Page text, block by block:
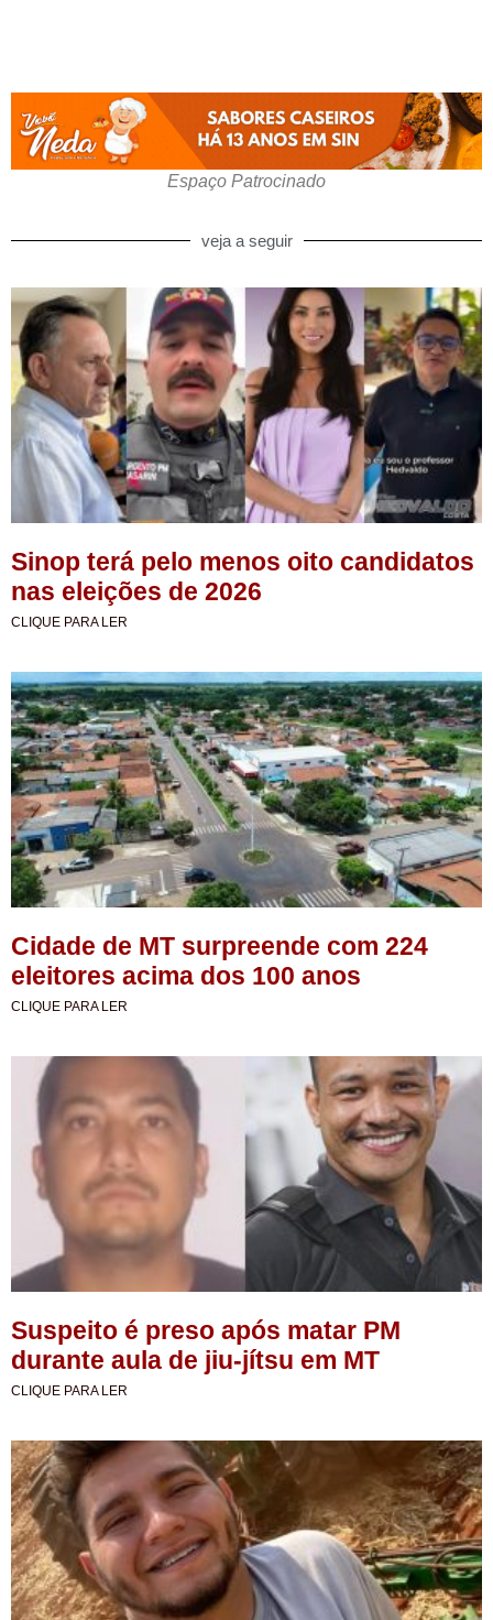
Espaço Patrocinado
veja a seguir
Sinop terá pelo menos oito candidatos
nas eleições de 2026
CLIQUE PARA LER
Cidade de MT surpreende com 224
eleitores acima dos 100 anos
CLIQUE PARA LER
Suspeito é preso após matar PM
durante aula de jiu-jítsu em MT
CLIQUE PARA LER